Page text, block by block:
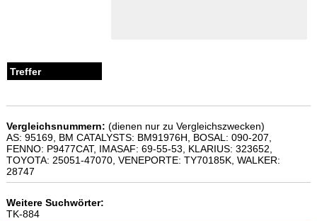
Vergleichsnummern: (dienen nur zu Vergleichszwecken)
AS: 95169, BM CATALYSTS: BM91976H, BOSAL: 090-207,
FENNO: P9477CAT, IMASAF: 69-55-53, KLARIUS: 323652,
TOYOTA: 25051-47070, VENEPORTE: TY70185K, WALKER:
28747
Weitere Suchwörter:
TK-884